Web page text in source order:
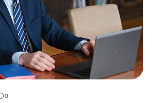
0